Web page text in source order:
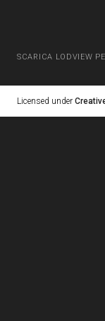
SCARICA LODVIEW
Licensed under